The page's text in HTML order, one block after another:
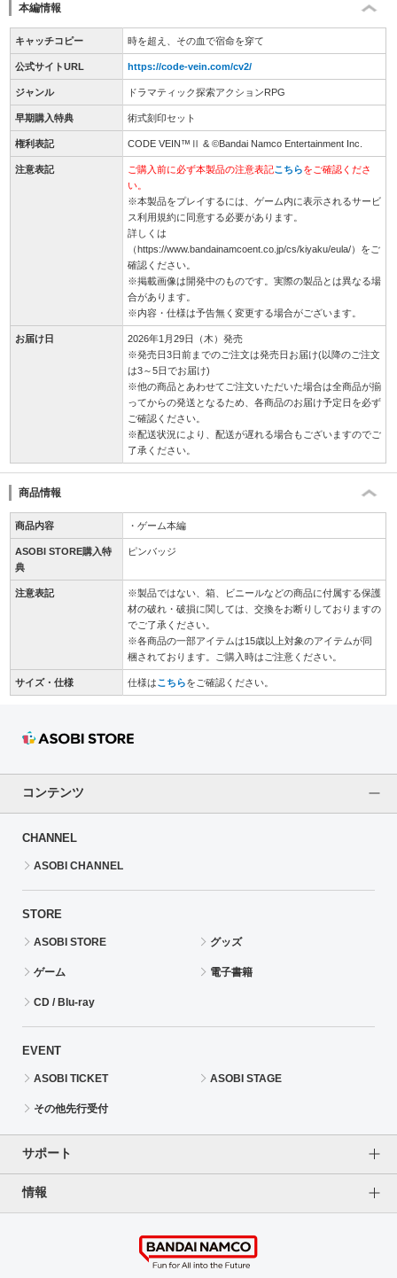
モフモフパレード
本編情報
キャッチコピー 時を超え、その血で宿命を穿て
公式サイトURL https://code-vein.com/cv2/
ジャンル ドラマティック探索アクションRPG
早期購入特典 術式刻印セット
権利表記 CODE VEIN™Ⅱ & ©Bandai Namco Entertainment Inc.
注意表記 ご購入前に必ず本製品の注意表記こちらをご確認くださ
い。
※本製品をプレイするには、ゲーム内に表示されるサービ
ス利用規約に同意する必要があります。
詳しくは
（https://www.bandainamcoent.co.jp/cs/kiyaku/eula/）をご
確認ください。
※掲載画像は開発中のものです。実際の製品とは異なる場
合があります。
※内容・仕様は予告無く変更する場合がございます。
お届け日
2026年1月29日（木）発売
※発売日3日前までのご注文は発売日お届け(以降のご注文
は3～5日でお届け)
※他の商品とあわせてご注文いただいた場合は全商品が揃
ってからの発送となるため、各商品のお届け予定日を必ず
ご確認ください。
※配送状況により、配送が遅れる場合もございますのでご
了承ください。
商品情報
商品内容 ・ゲーム本編
ASOBI STORE購入特
典
ピンバッジ
注意表記
※製品ではない、箱、ビニールなどの商品に付属する保護
材の破れ・破損に関しては、交換をお断りしておりますの
でご了承ください。
※各商品の一部アイテムは15歳以上対象のアイテムが同
梱されております。ご購入時はご注意ください。
サイズ・仕様 仕様はこちらをご確認ください。
コンテンツ
CHANNEL
ASOBI CHANNEL
STORE
ASOBI STORE グッズ
ゲーム 電子書籍
CD / Blu-ray
EVENT
ASOBI TICKET ASOBI STAGE
その他先行受付
サポート
よくあるご質問（FAQ）
情報
個人情報保護方針
特定商取引法に基づく表記 企業情報